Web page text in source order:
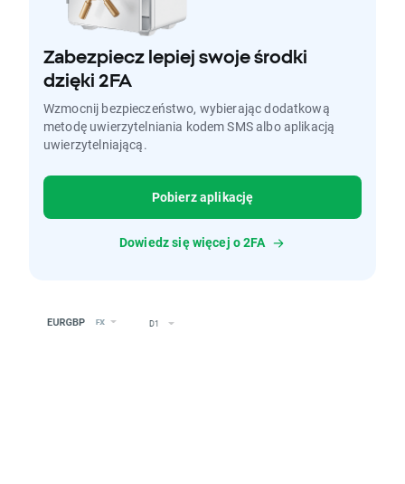
Zabezpiecz lepiej swoje środki
dzięki 2FA
Wzmocnij bezpieczeństwo, wybierając dodatkową
metodę uwierzytelniania kodem SMS albo aplikacją
uwierzytelniającą.
Pobierz aplikację
Dowiedz się więcej o 2FA